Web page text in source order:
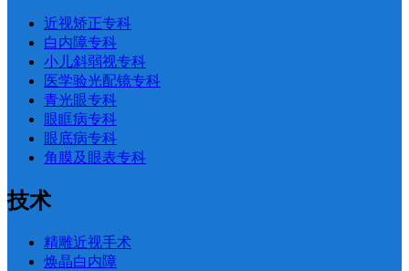
近视矫正专科
白内障专科
小儿斜弱视专科
医学验光配镜专科
青光眼专科
眼眶病专科
眼底病专科
角膜及眼表专科
技术
精雕近视手术
焕晶白内障